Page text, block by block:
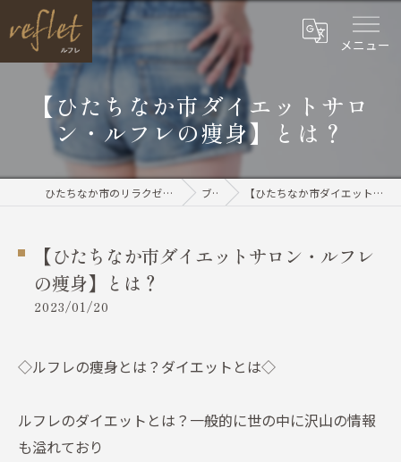
メニュー
【ひたちなか市ダイエットサロ
ン・ルフレの痩身】とは？
ひたちなか市のリラクゼーションならreflet（ルフレ） ブログ 【ひたちなか市ダイエットサロン・ルフレの痩身】とは？
【ひたちなか市ダイエットサロン・ルフレ
の痩身】とは？
2023/01/20
◇ルフレの痩身とは？ダイエットとは◇
ルフレのダイエットとは？一般的に世の中に沢山の情報
も溢れており